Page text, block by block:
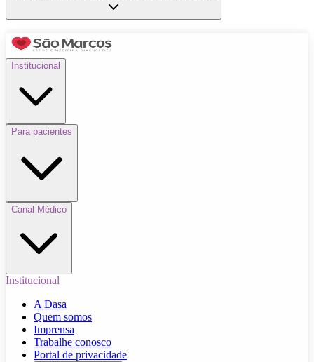
Institucional
Para pacientes
Canal Médico
Institucional
A Dasa
Quem somos
Imprensa
Trabalhe conosco
Portal de privacidade